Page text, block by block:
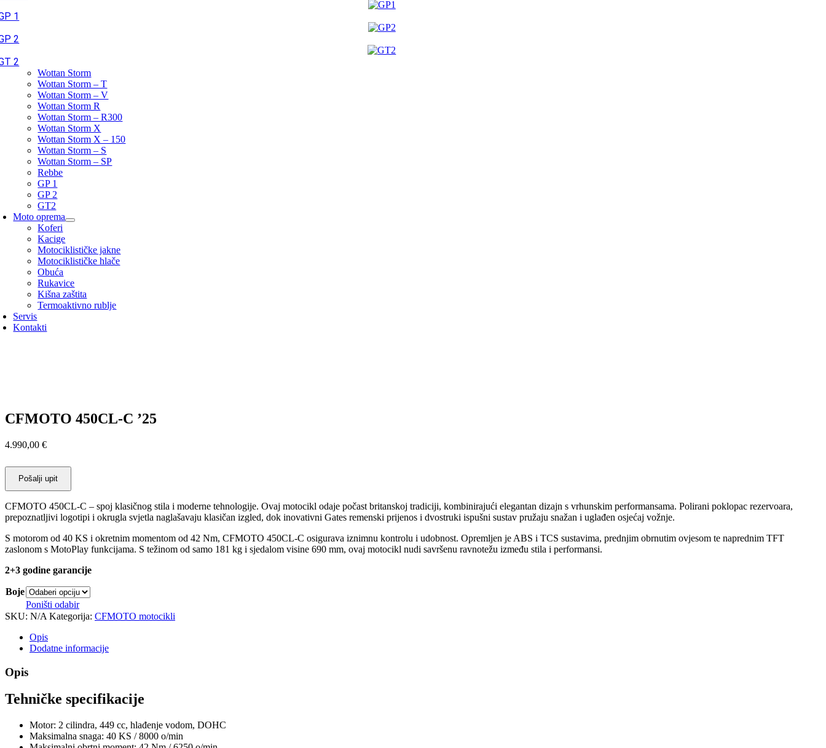
1
2
2
Wottan Storm
Wottan Storm – T
Wottan Storm – V
Wottan Storm R
Wottan Storm – R300
Wottan Storm X
Wottan Storm X – 150
Wottan Storm – S
Wottan Storm – SP
Rebbe
GP 1
GP 2
GT2
Moto oprema
Koferi
Kacige
Motociklističke jakne
Motociklističke hlače
Obuća
Rukavice
Kišna zaštita
Termoaktivno rublje
Servis
Kontakti
CFMOTO 450CL-C ’25
4.990,00 €
Pošalji upit
CFMOTO 450CL-C – spoj klasičnog stila i moderne tehnologije. Ovaj motocikl odaje počast britanskoj tradiciji, kombinirajući elegantan dizajn s vrhunskim performansama. Polirani poklopac rezervoara,
prepoznatljivi logotipi i okrugla svjetla naglašavaju klasičan izgled, dok inovativni Gates remenski prijenos i dvostruki ispušni sustav pružaju snažan i uglađen osjećaj vožnje.
S motorom od 40 KS i okretnim momentom od 42 Nm, CFMOTO 450CL-C osigurava iznimnu kontrolu i udobnost. Opremljen je ABS i TCS sustavima, prednjim obrnutim ovjesom te naprednim TFT
zaslonom s MotoPlay funkcijama. S težinom od samo 181 kg i sjedalom visine 690 mm, ovaj motocikl nudi savršenu ravnotežu između stila i performansi.
2+3 godine garancije
Boje
Poništi odabir
SKU: N/A Kategorija: CFMOTO motocikli
Opis
Dodatne informacije
Opis
Tehničke specifikacije
Motor: 2 cilindra, 449 cc, hlađenje vodom, DOHC
Maksimalna snaga: 40 KS / 8000 o/min